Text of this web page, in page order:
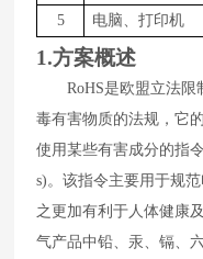
5
电脑、打印机
1.方案概述
RoHS是欧盟立法限
毒有害物质的法规，它
使用某些有害成分的指
s) 。该指令主要用于规
之更加有利于人体健康
气产品中铅、汞、镉、